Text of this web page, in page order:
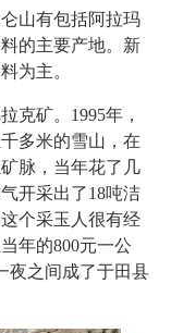
山有包括阿拉玛
的主要产地。新
为主。
矿。1995年，
多米的雪山，在
脉，当年花了几
开采出了18吨洁
个采玉人很有经
年的800元一公
夜之间成了于田县